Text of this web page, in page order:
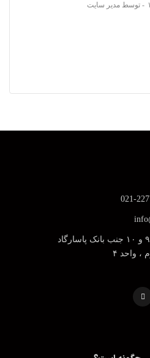
توسط مدیر سایت
واحد ۴